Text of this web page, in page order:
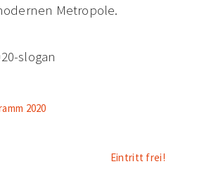
Metropole.
2020
Eintritt frei!